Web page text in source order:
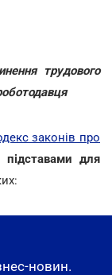
трудового
законів про
підставами для
новин.